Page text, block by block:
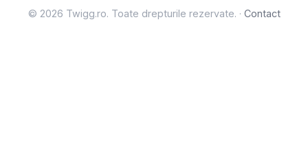
© 2026 Twigg.ro. Toate drepturile rezervate. · Contact